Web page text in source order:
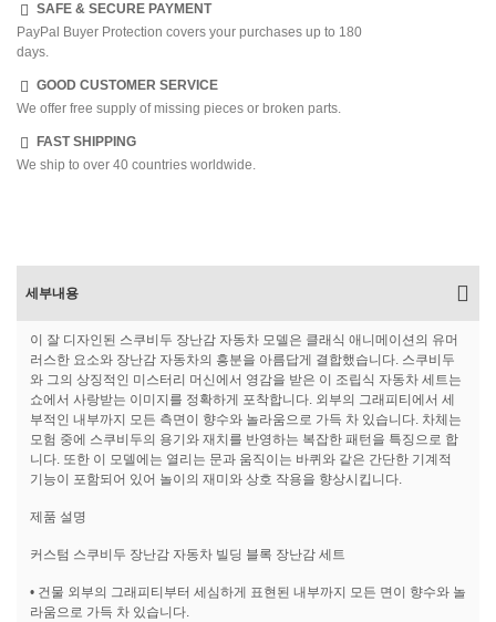
SAFE & SECURE PAYMENT
PayPal Buyer Protection covers your purchases up to 180
days.
GOOD CUSTOMER SERVICE
We offer free supply of missing pieces or broken parts.
FAST SHIPPING
We ship to over 40 countries worldwide.
세부내용
이 잘 디자인된 스쿠비두 장난감 자동차 모델은 클래식 애니메이션의 유머
러스한 요소와 장난감 자동차의 흥분을 아름답게 결합했습니다. 스쿠비두
와 그의 상징적인 미스터리 머신에서 영감을 받은 이 조립식 자동차 세트는
쇼에서 사랑받는 이미지를 정확하게 포착합니다. 외부의 그래피티에서 세
부적인 내부까지 모든 측면이 향수와 놀라움으로 가득 차 있습니다. 차체는
모험 중에 스쿠비두의 용기와 재치를 반영하는 복잡한 패턴을 특징으로 합
니다. 또한 이 모델에는 열리는 문과 움직이는 바퀴와 같은 간단한 기계적
기능이 포함되어 있어 놀이의 재미와 상호 작용을 향상시킵니다.
제품 설명
커스텀 스쿠비두 장난감 자동차 빌딩 블록 장난감 세트
• 건물 외부의 그래피티부터 세심하게 표현된 내부까지 모든 면이 향수와 놀
라움으로 가득 차 있습니다.